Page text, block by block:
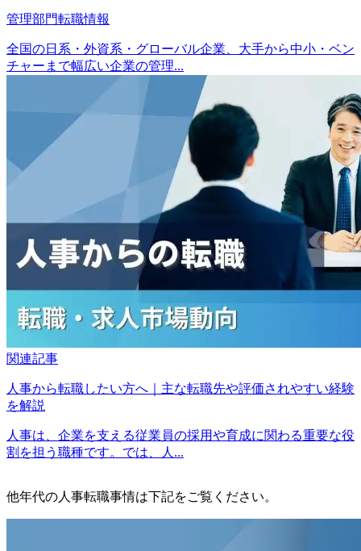
管理部門転職情報
全国の日系・外資系・グローバル企業、大手から中小・ベン
チャーまで幅広い企業の管理...
関連記事
人事から転職したい方へ｜主な転職先や評価されやすい経験
を解説
人事は、企業を支える従業員の採用や育成に関わる重要な役
割を担う職種です。では、人...
他年代の人事転職事情は下記をご覧ください。